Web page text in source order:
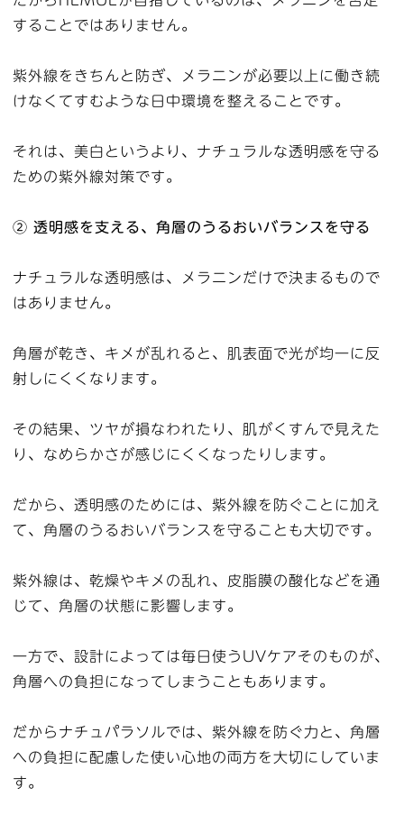
することではありません。
紫外線をきちんと防ぎ、メラニンが必要以上に働き続
けなくてすむような日中環境を整えることです。
それは、美白というより、ナチュラルな透明感を守る
ための紫外線対策です。
② 透明感を支える、角層のうるおいバランスを守る
ナチュラルな透明感は、メラニンだけで決まるもので
はありません。
角層が乾き、キメが乱れると、肌表面で光が均一に反
射しにくくなります。
その結果、ツヤが損なわれたり、肌がくすんで見えた
り、なめらかさが感じにくくなったりします。
だから、透明感のためには、紫外線を防ぐことに加え
て、角層のうるおいバランスを守ることも大切です。
紫外線は、乾燥やキメの乱れ、皮脂膜の酸化などを通
じて、角層の状態に影響します。
一方で、設計によっては毎日使うUVケアそのものが、
角層への負担になってしまうこともあります。
だからナチュパラソルでは、紫外線を防ぐ力と、角層
への負担に配慮した使い心地の両方を大切にしていま
す。